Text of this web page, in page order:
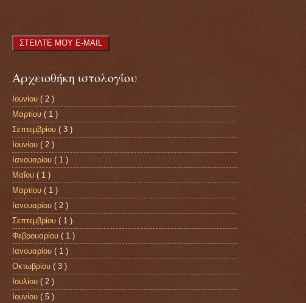
Αρχειοθήκη ιστολογίου
Ιουνίου ( 2 )
Μαρτίου ( 1 )
Σεπτεμβρίου ( 3 )
Ιουνίου ( 2 )
Ιανουαρίου ( 1 )
Μαΐου ( 1 )
Μαρτίου ( 1 )
Ιανουαρίου ( 2 )
Σεπτεμβρίου ( 1 )
Φεβρουαρίου ( 1 )
Ιανουαρίου ( 1 )
Οκτωβρίου ( 3 )
Ιουλίου ( 2 )
Ιουνίου ( 5 )